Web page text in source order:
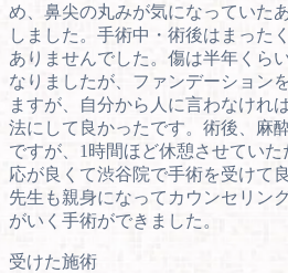
め、鼻尖の丸みが気になっていた
しました。手術中・術後はまった
ありませんでした。傷は半年くら
なりましたが、ファンデーション
ますが、自分から人に言わなけれ
法にして良かったです。術後、麻
ですが、1時間ほど休憩させてい
応が良くて渋谷院で手術を受けて
先生も親身になってカウンセリン
がいく手術ができました。
受けた施術